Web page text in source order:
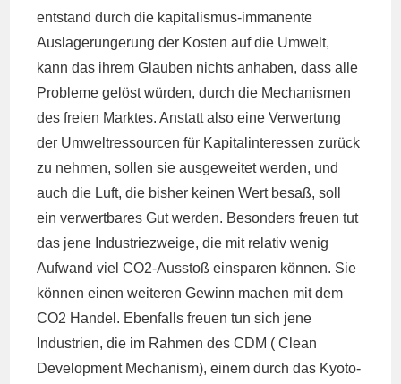
entstand durch die kapitalismus-immanente
Auslagerungerung der Kosten auf die Umwelt,
kann das ihrem Glauben nichts anhaben, dass alle
Probleme gelöst würden, durch die Mechanismen
des freien Marktes. Anstatt also eine Verwertung
der Umweltressourcen für Kapitalinteressen zurück
zu nehmen, sollen sie ausgeweitet werden, und
auch die Luft, die bisher keinen Wert besaß, soll
ein verwertbares Gut werden. Besonders freuen tut
das jene Industriezweige, die mit relativ wenig
Aufwand viel CO2-Ausstoß einsparen können. Sie
können einen weiteren Gewinn machen mit dem
CO2 Handel. Ebenfalls freuen tun sich jene
Industrien, die im Rahmen des CDM ( Clean
Development Mechanism), einem durch das Kyoto-